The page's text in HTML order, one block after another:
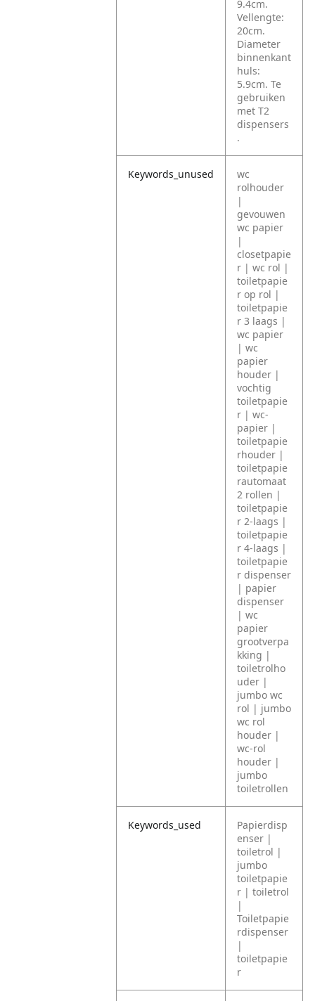
9.4cm.
Vellengte:
20cm.
Diameter
binnenkant
huls:
5.9cm. Te
gebruiken
met T2
dispensers
.
Keywords_unused
wc
rolhouder
|
gevouwen
wc papier
|
closetpapie
r | wc rol |
toiletpapie
r op rol |
toiletpapie
r 3 laags |
wc papier
| wc
papier
houder |
vochtig
toiletpapie
r | wc-
papier |
toiletpapie
rhouder |
toiletpapie
rautomaat
2 rollen |
toiletpapie
r 2-laags |
toiletpapie
r 4-laags |
toiletpapie
r dispenser
| papier
dispenser
| wc
papier
grootverpa
kking |
toiletrolho
uder |
jumbo wc
rol | jumbo
wc rol
houder |
wc-rol
houder |
jumbo
toiletrollen
Keywords_used
Papierdisp
enser |
toiletrol |
jumbo
toiletpapie
r | toiletrol
|
Toiletpapie
rdispenser
|
toiletpapie
r